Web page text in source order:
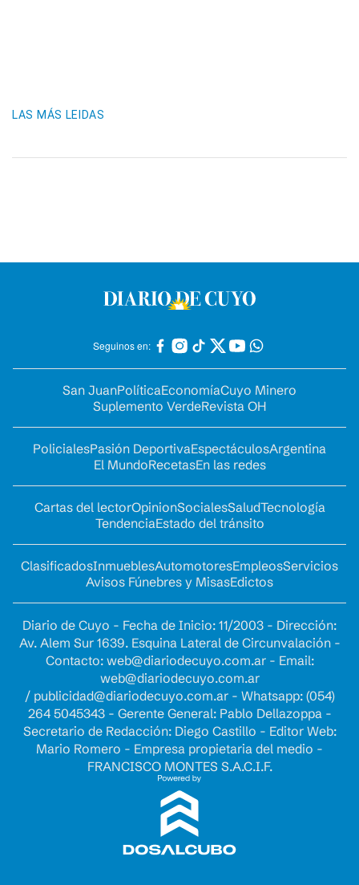
LAS MÁS LEIDAS
Seguinos en:
San JuanPolíticaEconomíaCuyo Minero
Suplemento VerdeRevista OH
PolicialesPasión DeportivaEspectáculosArgentina
El MundoRecetasEn las redes
Cartas del lectorOpinionSocialesSaludTecnología
TendenciaEstado del tránsito
ClasificadosInmueblesAutomotoresEmpleosServicios
Avisos Fúnebres y MisasEdictos
Diario de Cuyo - Fecha de Inicio: 11/2003 - Dirección:
Av. Alem Sur 1639. Esquina Lateral de Circunvalación -
Contacto: web@diariodecuyo.com.ar- Email:
web@diariodecuyo.com.ar
/ publicidad@diariodecuyo.com.ar- Whatsapp: (054)
264 5045343 - Gerente General: Pablo Dellazoppa -
Secretario de Redacción: Diego Castillo - Editor Web:
Mario Romero - Empresa propietaria del medio -
FRANCISCO MONTES S.A.C.I.F.